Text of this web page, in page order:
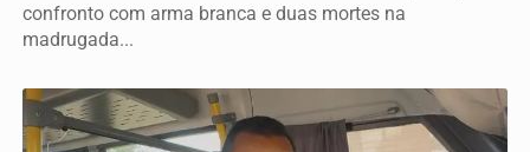
confronto com arma branca e duas mortes na
madrugada...